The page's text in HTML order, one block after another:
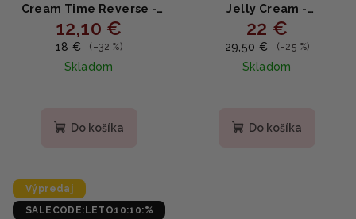
Cream Time Reverse -
Regeneračný anti-age
krém s centellou,
12,10 €
18 € (–32 %)
Skladom
produktu
hviezdičiek.
Do košíka
Jelly Cream -
Omladzujúci želé krém s
kolagénom 110ml
22 €
29,50 € (–25 %)
Skladom
produktu
Do košíka
Výpredaj
SALECODE:LETO10:10:%